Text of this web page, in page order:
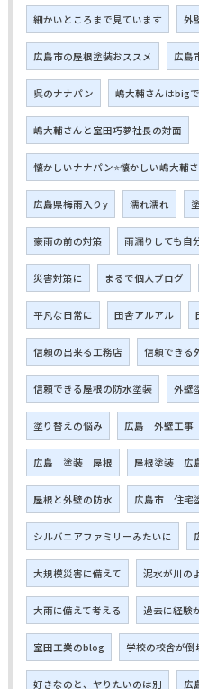
細かいところまで見ています 外
広島市の屋根塗装おススメ 広島
呉のナナパン 嶋大輔さんはbig
嶋大輔さんと室田巧夢社長の対面
懐かしいナナパン⭐懐かしい嶋大輔
広島県梅雨入りy 濡れ濡れ
豪雨の前の対策 雨漏りしても自
災害対策に まるで個人ブログ
平凡な日常に 田舎アルアル
信頼の出来る工務店 信頼できる
信頼できる屋根の防水塗装 外壁
塗り替えの悩み 広島 外壁工事
広島 塗装 屋根 屋根塗装 広
屋根と外壁の防水 広島市 住宅
シルバニアファミリーみたいに
大規模災害に備えて 泥水が川の
大雨に備えて考える 過去に経験
室田工業のblog 学校の校舎が
好きなのと、ヤりたいのは別 広